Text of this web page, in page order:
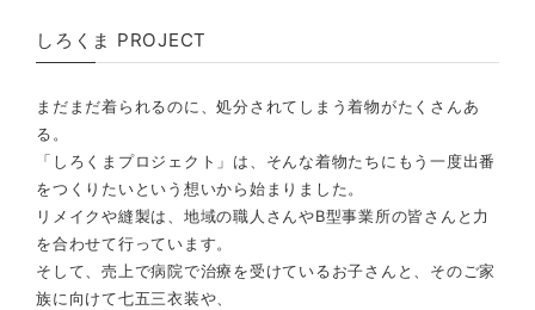
しろくま PROJECT
まだまだ着られるのに、処分されてしまう着物がたくさんあ
る。
「しろくまプロジェクト」は、そんな着物たちにもう一度出番
をつくりたいという想いから始まりました。
リメイクや縫製は、地域の職人さんやB型事業所の皆さんと力
を合わせて行っています。
そして、売上で病院で治療を受けているお子さんと、そのご家
族に向けて七五三衣装や、